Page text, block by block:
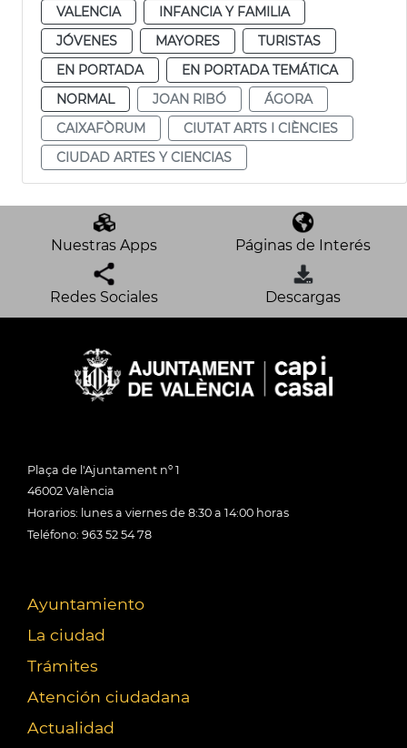
VALENCIA
INFANCIA Y FAMILIA
JÓVENES
MAYORES
TURISTAS
EN PORTADA
EN PORTADA TEMÁTICA
NORMAL
JOAN RIBÓ
ÁGORA
CAIXAFÒRUM
CIUTAT ARTS I CIÈNCIES
CIUDAD ARTES Y CIENCIAS
Nuestras Apps Páginas de Interés
Redes Sociales Descargas
Plaça de l'Ajuntament nº 1
46002 València
Horarios: lunes a viernes de 8:30 a 14:00 horas
Teléfono: 963 52 54 78
Ayuntamiento
La ciudad
Trámites
Atención ciudadana
Actualidad